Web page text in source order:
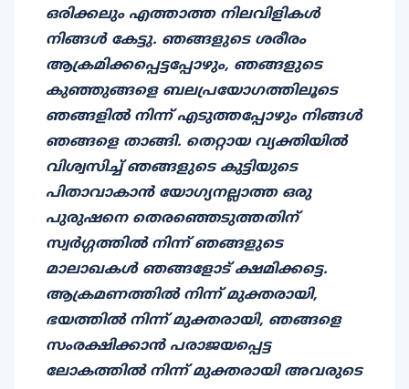
ഒരിക്കലും എത്താത്ത നിലവിളികൾ
നിങ്ങൾ കേട്ടു. ഞങ്ങളുടെ ശരീരം
ആക്രമിക്കപ്പെട്ടപ്പോഴും, ഞങ്ങളുടെ
കുഞ്ഞുങ്ങളെ ബലപ്രയോഗത്തിലൂടെ
ഞങ്ങളില്‍ നിന്ന് എടുത്തപ്പോഴും നിങ്ങൾ
ഞങ്ങളെ താങ്ങി. തെറ്റായ വ്യക്തിയില്‍
വിശ്വസിച്ച് ഞങ്ങളുടെ കുട്ടിയുടെ
പിതാവാകാൻ യോഗ്യനല്ലാത്ത ഒരു
പുരുഷനെ തെരഞ്ഞെടുത്തതിന്
സ്വർഗ്ഗത്തിൽ നിന്ന് ഞങ്ങളുടെ
മാലാഖകള്‍ ഞങ്ങളോട് ക്ഷമിക്കട്ടെ.
ആക്രമണത്തിൽ നിന്ന് മുക്തരായി,
ഭയത്തിൽ നിന്ന് മുക്തരായി, ഞങ്ങളെ
സംരക്ഷിക്കാൻ പരാജയപ്പെട്ട
ലോകത്തിൽ നിന്ന് മുക്തരായി അവരുടെ